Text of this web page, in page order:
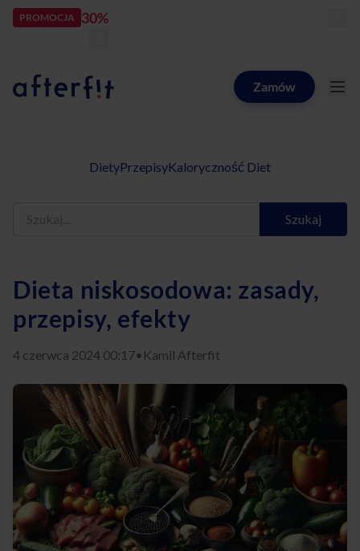
PROMOCJA 30%
Catering dietetyczny AfterfitZamów
DietyPrzepisyKaloryczność Diet
Szukaj
Dieta niskosodowa: zasady,
przepisy, efekty
4 czerwca 2024 00:17• Kamil Afterfit